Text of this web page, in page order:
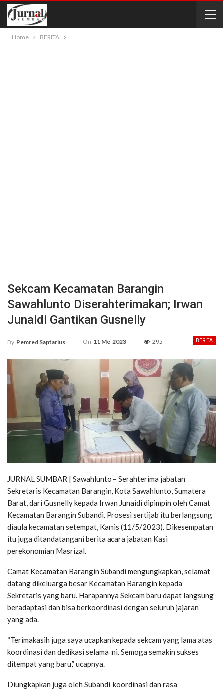
Home BERITA
Sekcam Kecamatan Barangin
Sawahlunto Diserahterimakan; Irwan
Junaidi Gantikan Gusnelly
BERITA
By Pemred Saptarius On 11 Mei 2023 295
JURNAL SUMBAR | Sawahlunto – Serahterima jabatan
Sekretaris Kecamatan Barangin, Kota Sawahlunto, Sumatera
Barat, dari Gusnelly kepada Irwan Junaidi dipimpin oleh Camat
Kecamatan Barangin Subandi. Prosesi sertijab itu berlangsung
diaula kecamatan setempat, Kamis (11/5/2023). Dikesempatan
itu juga ditandatangani berita acara jabatan Kasi
perekonomian Masrizal.
Camat Kecamatan Barangin Subandi mengungkapkan, selamat
datang dikeluarga besar Kecamatan Barangin kepada
Sekretaris yang baru. Harapannya Sekcam baru dapat langsung
beradaptasi dan bisa berkoordinasi dengan seluruh jajaran
yang ada.
“Terimakasih juga saya ucapkan kepada sekcam yang lama atas
koordinasi dan dedikasi selama ini. Semoga semakin sukses
ditempat yang baru,” ucapnya.
Diungkapkan juga oleh Subandi, koordinasi dan rasa